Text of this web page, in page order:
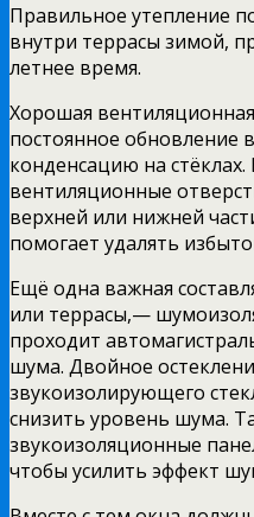
Правильное утепление
внутри террасы зимой,
летнее время.
Хорошая
постоянное обновление
конденсацию на
вентиляционные
верхней или нижней
помогает удалять
Ещё одна важная
или террасы,—
проходит
шума. Двойное
звукоизолирующего
снизить уровень шума.
звукоизоляционные
чтобы усилить эффект